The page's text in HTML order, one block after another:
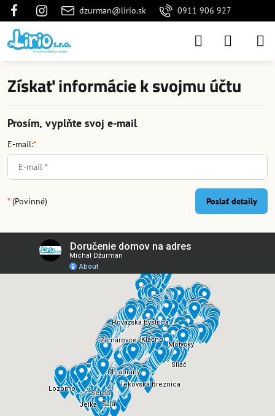
dzurman@lirio.sk 0911 906 927
Získať informácie k svojmu účtu
Prosím, vyplňte svoj e-mail
E-mail:*
*(Povinné) Poslať detaily